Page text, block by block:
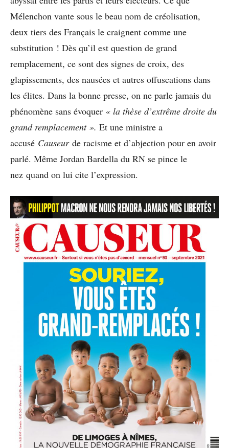
Mélenchon vante sous le beau nom de créolisation,
deux tiers des Français le craignent comme une
substitution ! Dès qu’il est question de grand
remplacement, ce sont des signes de croix, des
glapissements, des nausées et autres offuscations dans
les élites. Dans la bonne presse, on ne parle jamais du
phénomène sans évoquer « la thèse d’extrême droite du
grand remplacement ». Et une ministre a
accusé Causeurde racisme et d’abjection pour en avoir
parlé. Même Jordan Bardella du RN se pince le
nez quand on lui cite l’expression.